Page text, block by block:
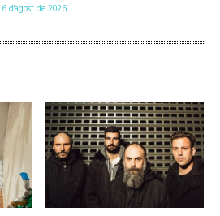
6 d'agost de 2026